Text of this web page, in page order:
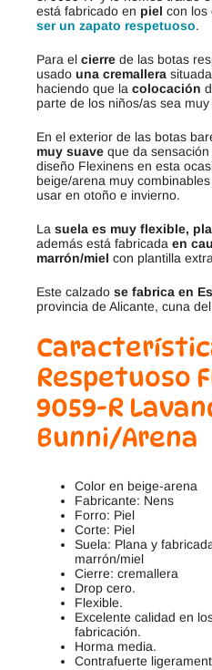
está fabricado en piel con los
ser un zapato respetuoso.
Para el cierre de las botas
usado una cremallera
haciendo que la colocación
parte de los niños/as sea muy
En el exterior de las botas
muy suave que da sensación
diseño Flexinens en esta
beige/arena muy
usar en otoño e invierno.
La suela es muy flexible,
además está fabricada en
marrón/miel con plantilla
Este calzado se fabrica en
provincia de Alicante, cuna
Respetuoso
9059-R
Bunni/Arena
Color en beige-arena
Fabricante: Nens
Forro: Piel
Corte: Piel
Suela: Plana y
marrón/miel
Cierre: cremallera
Drop cero.
Flexible.
Excelente calidad en
fabricación.
Horma media.
Contrafuerte